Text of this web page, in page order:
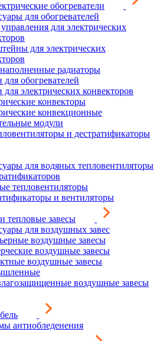
обогреватели
для обогревателей
для электрических
для электрических
радиаторы
обогревателей
электрических конвекторов
конвекторы
конвекционные
модули
и дестратификаторы
для водяных тепловентиляторы
тепловентиляторы
и вентиляторы
тепловые завесы
для воздушных завес
воздушные завесы
воздушные завесы
воздушные завесы
воздушные завесы
антиобледенения